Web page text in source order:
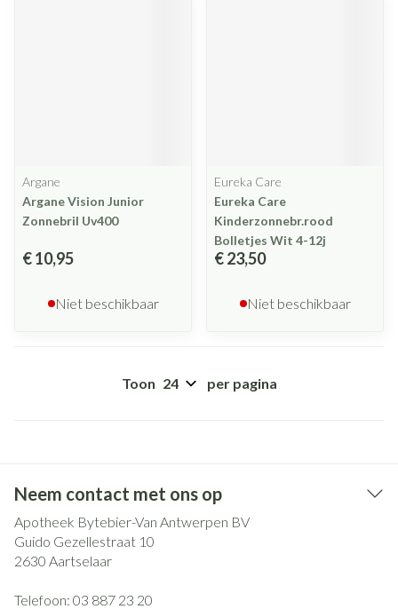
Argane
Argane Vision Junior
Zonnebril Uv400
€ 10,95
Niet beschikbaar
Eureka Care
Eureka Care
Kinderzonnebr.rood
Bolletjes Wit 4-12j
€ 23,50
Niet beschikbaar
Toon per pagina
Neem contact met ons op
Apotheek Bytebier-Van Antwerpen BV
Guido Gezellestraat 10
2630 Aartselaar
Telefoon: 03 887 23 20